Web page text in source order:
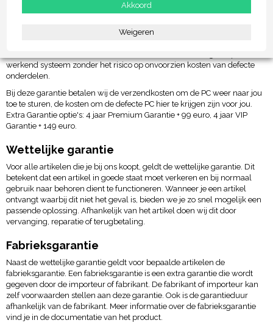
Akkoord
Weigeren
4 jaar Volledige garantie (GRATIS)*
Met 4 jaar volledige garantie kun je de computer opsturen of brengen
werkend systeem zonder het risico op onvoorzien kosten van defecte
onderdelen.
Bij deze garantie betalen wij de verzendkosten om de PC weer naar jou
toe te sturen, de kosten om de defecte PC hier te krijgen zijn voor jou.
Extra Garantie optie's: 4 jaar Premium Garantie + 99 euro, 4 jaar VIP
Garantie + 149 euro.
Wettelijke garantie
Voor alle artikelen die je bij ons koopt, geldt de wettelijke garantie. Dit
betekent dat een artikel in goede staat moet verkeren en bij normaal
gebruik naar behoren dient te functioneren. Wanneer je een artikel
ontvangt waarbij dit niet het geval is, bieden we je zo snel mogelijk een
passende oplossing. Afhankelijk van het artikel doen wij dit door
vervanging, reparatie of terugbetaling.
Fabrieksgarantie
Naast de wettelijke garantie geldt voor bepaalde artikelen de
fabrieksgarantie. Een fabrieksgarantie is een extra garantie die wordt
gegeven door de importeur of fabrikant. De fabrikant of importeur kan
zelf voorwaarden stellen aan deze garantie. Ook is de garantieduur
afhankelijk van de fabrikant. Meer informatie over de fabrieksgarantie
vind je in de documentatie van het product.